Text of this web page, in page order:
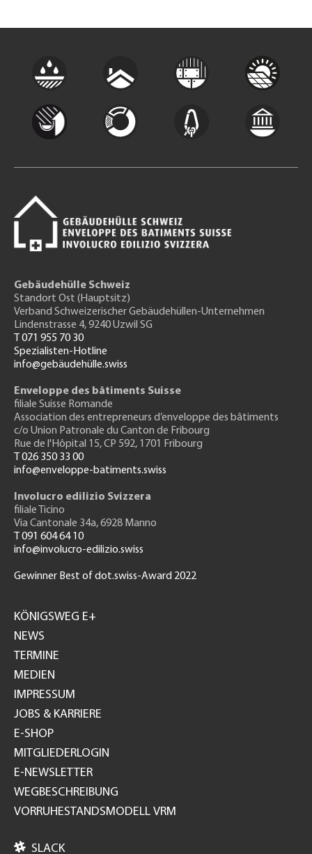
Gebäudehülle Schweiz
Standort Ost (Hauptsitz)
Verband Schweizerischer Gebäudehüllen-Unternehmen
Lindenstrasse 4, 9240 Uzwil SG
T 071 955 70 30
Spezialisten-Hotline
info@gebäudehülle.swiss
Enveloppe des bâtiments Suisse
filiale Suisse Romande
Association des entrepreneurs d’enveloppe des bâtiments
c/o Union Patronale du Canton de Fribourg
Rue de l'Hôpital 15, CP 592, 1701 Fribourg
T 026 350 33 00
info@enveloppe-batiments.swiss
Involucro edilizio Svizzera
filiale Ticino
Via Cantonale 34a, 6928 Manno
T 091 604 64 10
info@involucro-edilizio.swiss
Gewinner Best of dot.swiss-Award 2022
GH
KÖNIGSWEG E+
NEWS
TERMINE
MEDIEN
IMPRESSUM
JOBS & KARRIERE
E-SHOP
MITGLIEDERLOGIN
E-NEWSLETTER
WEGBESCHREIBUNG
VORRUHESTANDSMODELL VRM
 SLACK